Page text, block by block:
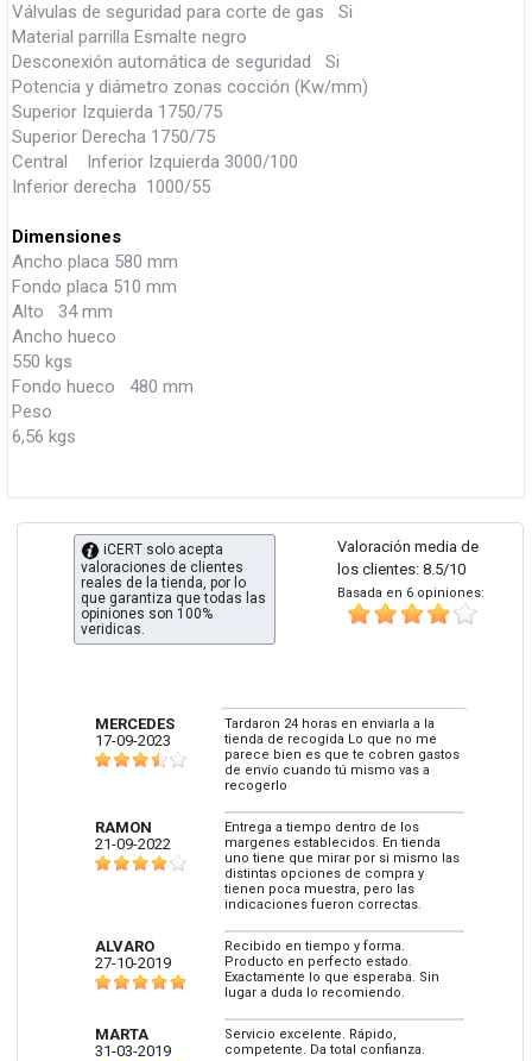
Válvulas de seguridad para corte de gas Si
Material parrilla Esmalte negro
Desconexión automática de seguridad Si
Potencia y diámetro zonas cocción (Kw/mm)
Superior Izquierda 1750/75
Superior Derecha 1750/75
Central Inferior Izquierda 3000/100
Inferior derecha 1000/55
Dimensiones
Ancho placa 580 mm
Fondo placa 510 mm
Alto 34 mm
Ancho hueco
550 kgs
Fondo hueco 480 mm
Peso
6,56 kgs
Valoración media de
los clientes: 8.5/10
Basada en 6 opiniones:
iCERT solo acepta
valoraciones de clientes
reales de la tienda, por lo
que garantiza que todas las
opiniones son 100%
veridicas.
MERCEDES
17-09-2023
Tardaron 24 horas en enviarla a la
tienda de recogida Lo que no me
parece bien es que te cobren gastos
de envío cuando tú mismo vas a
recogerlo
RAMON
21-09-2022
Entrega a tiempo dentro de los
margenes establecidos. En tienda
uno tiene que mirar por si mismo las
distintas opciones de compra y
tienen poca muestra, pero las
indicaciones fueron correctas.
ALVARO
27-10-2019
Recibido en tiempo y forma.
Producto en perfecto estado.
Exactamente lo que esperaba. Sin
lugar a duda lo recomiendo.
MARTA
31-03-2019
Servicio excelente. Rápido,
competente. Da total confianza.